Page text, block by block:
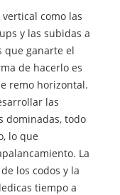
como las
y las subidas a
que ganarte el
de hacerlo es
remo horizontal.
las
dominadas, todo
lo que
La
los codos y la
tiempo a